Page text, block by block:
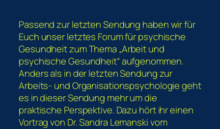
Passend zur letzten Sendung haben wir für
Euch unser letztes Forum für psychische
Gesundheit zum Thema „Arbeit und
psychische Gesundheit“ aufgenommen.
Anders als in der letzten Sendung zur
Arbeits- und Organisationspsychologie geht
es in dieser Sendung mehr um die
praktische Perspektive. Dazu hört ihr einen
Vortrag von Dr. Sandra Lemanski vom